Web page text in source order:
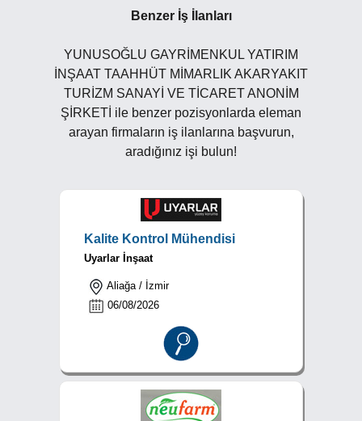
Benzer İş İlanları
YUNUSOĞLU GAYRİMENKUL YATIRIM
İNŞAAT TAAHHÜT MİMARLIK AKARYAKIT
TURİZM SANAYİ VE TİCARET ANONİM
ŞİRKETİ ile benzer pozisyonlarda eleman
arayan firmaların iş ilanlarına başvurun,
aradığınız işi bulun!
Kalite Kontrol Mühendisi
Uyarlar İnşaat
Aliağa / İzmir
06/08/2026